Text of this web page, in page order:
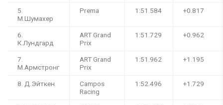
5.
М.Шумахер
Prema 1:51.584 +0.817
6.
К.Лундгард
ART Grand
Prix
1:51.729 +0.962
7.
М.Армстронг
ART Grand
Prix
1:51.962 +1.195
8. Д.Эйткен
Campos
Racing
1:52.496 +1.729